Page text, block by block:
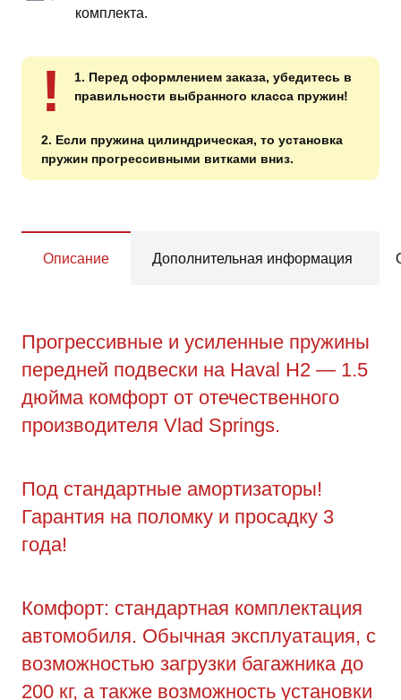
комплекта.
!
1. Перед оформлением заказа, убедитесь в
правильности выбранного класса пружин!
2. Если пружина цилиндрическая, то установка
пружин прогрессивными витками вниз.
Описание Дополнительная информация
Прогрессивные и усиленные пружины
передней подвески на Haval H2 — 1.5
дюйма комфорт от отечественного
производителя Vlad Springs.
Под стандартные амортизаторы!
Гарантия на поломку и просадку 3
года!
Комфорт: стандартная комплектация
автомобиля. Обычная эксплуатация, с
возможностью загрузки багажника до
200 кг, а также возможность установки